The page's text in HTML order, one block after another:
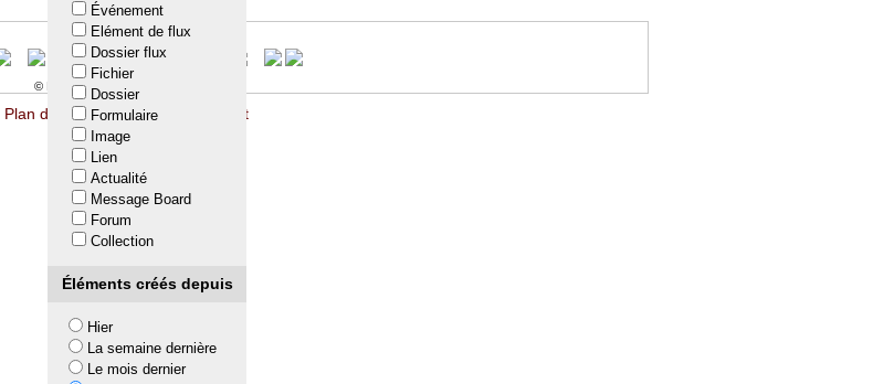
Événement
Elément de flux
Dossier flux
Fichier
Dossier
Formulaire
Image
Lien
Actualité
Message Board
Forum
Collection
Éléments créés depuis
Hier
La semaine dernière
Le mois dernier
© LTA 2009-2011. All rights reserved
Plan du site Accessibilité Contact